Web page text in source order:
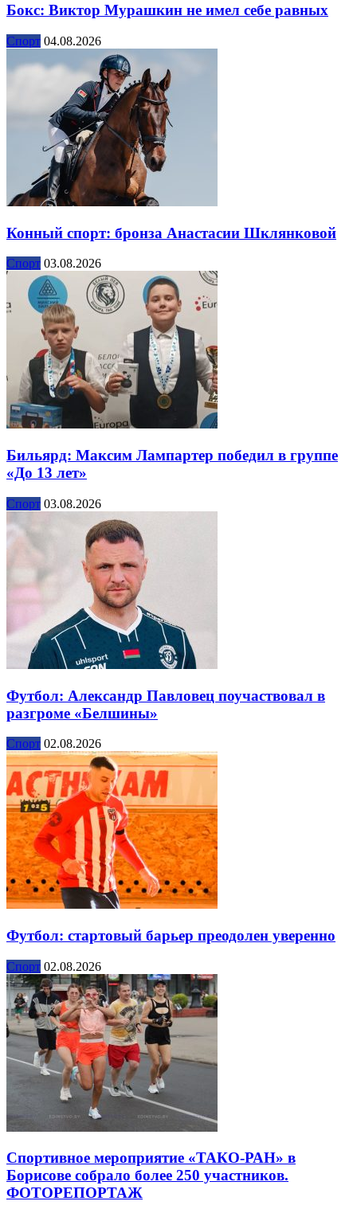
Бокс: Виктор Мурашкин не имел себе равных
Спорт 04.08.2026
Конный спорт: бронза Анастасии Шклянковой
Спорт 03.08.2026
Бильярд: Максим Лампартер победил в группе
«До 13 лет»
Спорт 03.08.2026
Футбол: Александр Павловец поучаствовал в
разгроме «Белшины»
Спорт 02.08.2026
Футбол: стартовый барьер преодолен уверенно
Спорт 02.08.2026
Спортивное мероприятие «ТАКО-РАН» в
Борисове собрало более 250 участников.
ФОТОРЕПОРТАЖ